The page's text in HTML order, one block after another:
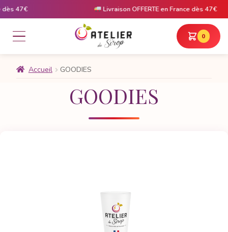
47€ Livraison OFFERTE en France dès 47€
0
Accueil GOODIES
GOODIES